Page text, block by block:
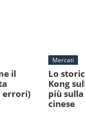
il
errori)
Mercati
Lo
Kong
più
cinese